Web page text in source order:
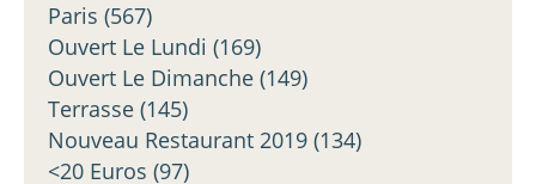
Paris (567)
Ouvert Le Lundi (169)
Ouvert Le Dimanche (149)
Terrasse (145)
Nouveau Restaurant 2019 (134)
<20 Euros (97)